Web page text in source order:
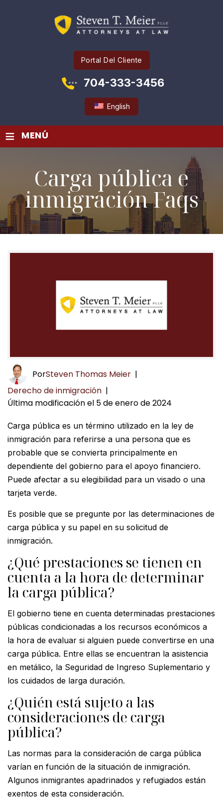
Portal Del Cliente
704-333-3456
English
≡ MENÚ
Carga pública e
inmigración Faqs
PorSteven Thomas Meier |
Derecho de inmigración |
Última modificación el 5 de enero de 2024
Carga pública es un término utilizado en la ley de
inmigración para referirse a una persona que es
probable que se convierta principalmente en
dependiente del gobierno para el apoyo financiero.
Puede afectar a su elegibilidad para un visado o una
tarjeta verde.
Es posible que se pregunte por las determinaciones de
carga pública y su papel en su solicitud de
inmigración.
¿Qué prestaciones se tienen en
cuenta a la hora de determinar
la carga pública?
El gobierno tiene en cuenta determinadas prestaciones
públicas condicionadas a los recursos económicos a
la hora de evaluar si alguien puede convertirse en una
carga pública. Entre ellas se encuentran la asistencia
en metálico, la Seguridad de Ingreso Suplementario y
los cuidados de larga duración.
¿Quién está sujeto a las
consideraciones de carga
pública?
Las normas para la consideración de carga pública
varían en función de la situación de inmigración.
Algunos inmigrantes apadrinados y refugiados están
exentos de esta consideración.